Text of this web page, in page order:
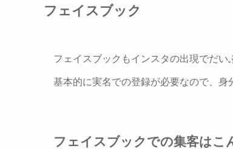
フェイスブック
フェイスブックもインスタの出現でだい
基本的に実名での登録が必要なので、身
フェイスブックでの集客はこ